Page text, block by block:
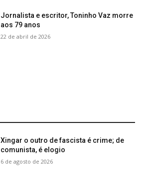
Jornalista e escritor, Toninho Vaz morre
aos 79 anos
22 de abril de 2026
Xingar o outro de fascista é crime; de
comunista, é elogio
6 de agosto de 2026